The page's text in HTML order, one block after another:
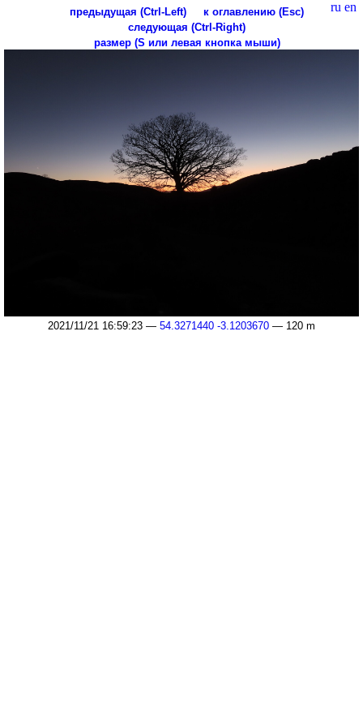
ru en
предыдущая (Ctrl-Left)
к оглавлению (Esc)
следующая (Ctrl-Right)
размер (S или левая кнопка мыши)
2021/11/21 16:59:23 — 54.3271440 -3.1203670 — 120 m